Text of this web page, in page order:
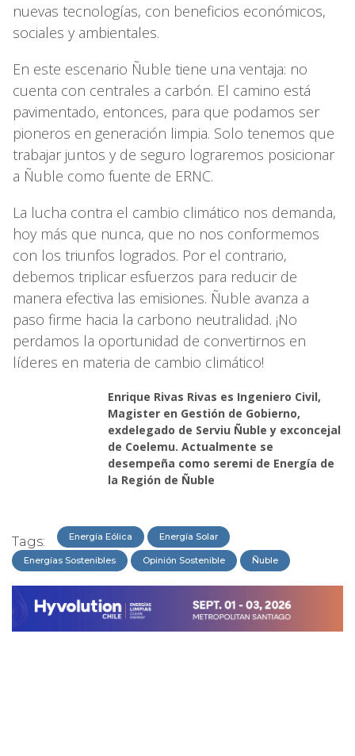
nuevas tecnologías, con beneficios económicos,
sociales y ambientales.
En este escenario Ñuble tiene una ventaja: no
cuenta con centrales a carbón. El camino está
pavimentado, entonces, para que podamos ser
pioneros en generación limpia. Solo tenemos que
trabajar juntos y de seguro lograremos posicionar
a Ñuble como fuente de ERNC.
La lucha contra el cambio climático nos demanda,
hoy más que nunca, que no nos conformemos
con los triunfos logrados. Por el contrario,
debemos triplicar esfuerzos para reducir de
manera efectiva las emisiones. Ñuble avanza a
paso firme hacia la carbono neutralidad. ¡No
perdamos la oportunidad de convertirnos en
líderes en materia de cambio climático!
Enrique Rivas Rivas es Ingeniero Civil,
Magister en Gestión de Gobierno,
exdelegado de Serviu Ñuble y exconcejal
de Coelemu. Actualmente se
desempeña como seremi de Energía de
la Región de Ñuble
Tags: Energía Eólica Energía Solar
Energías Sostenibles Opinión Sostenible Ñuble